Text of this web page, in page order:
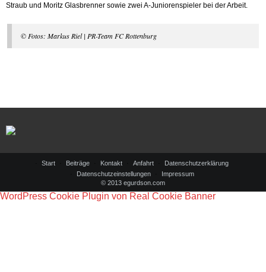
Straub und Moritz Glasbrenner sowie zwei A-Juniorenspieler bei der Arbeit.
© Fotos: Markus Riel | PR-Team FC Rottenburg
Start Beiträge Kontakt Anfahrt
Datenschutzerklärung
Datenschutzeinstellungen
Impressum
© 2013 egurdson.com
WordPress Cookie Plugin von Real Cookie Banner